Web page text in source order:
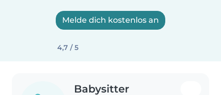
Melde dich kostenlos an
4,7 / 5
Babysitter